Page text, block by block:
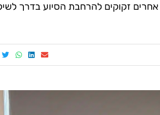
ה-7.10 וארועי איבה אחרים זקוקים להרחבת הסיוע בדרך